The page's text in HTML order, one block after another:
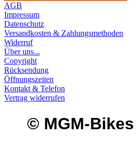
AGB
Impressum
Datenschutz
Versandkosten & Zahlungsmethoden
Widerruf
Über uns...
Copyright
Rücksendung
Öffnungszeiten
Kontakt & Telefon
Vertrag widerrufen
© MGM-